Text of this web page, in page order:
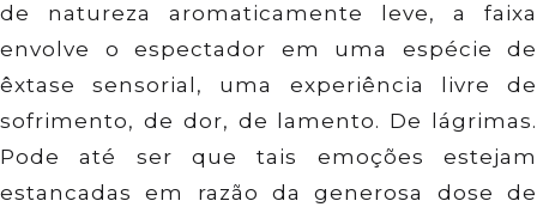
de natureza aromaticamente leve, a faixa
envolve o espectador em uma espécie de
êxtase sensorial, uma experiência livre de
sofrimento, de dor, de lamento. De lágrimas.
Pode até ser que tais emoções estejam
estancadas em razão da generosa dose de